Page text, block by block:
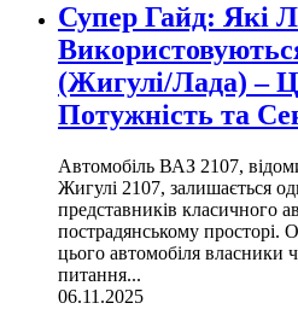
Супер Гайд: Які
(Жигулі/Лада) –
Потужність та
Автомобіль ВАЗ 2107,
Жигулі 2107, залишається
представників класичного
пострадянському просторі.
цього автомобіля власники
питання...
06.11.2025